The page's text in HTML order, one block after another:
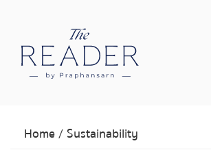
Home/ Sustainability